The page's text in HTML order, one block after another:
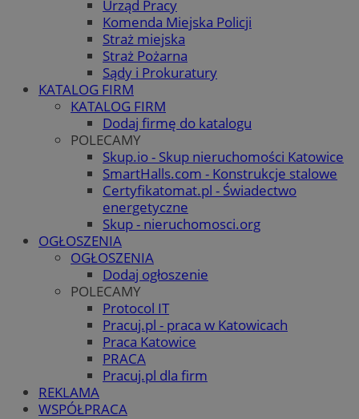
Urząd Pracy
Komenda Miejska Policji
Straż miejska
Straż Pożarna
Sądy i Prokuratury
KATALOG FIRM
KATALOG FIRM
Dodaj firmę do katalogu
POLECAMY
Skup.io - Skup nieruchomości Katowice
SmartHalls.com - Konstrukcje stalowe
Certyfikatomat.pl - Świadectwo
energetyczne
Skup - nieruchomosci.org
OGŁOSZENIA
OGŁOSZENIA
Dodaj ogłoszenie
POLECAMY
Protocol IT
Pracuj.pl - praca w Katowicach
Praca Katowice
PRACA
Pracuj.pl dla firm
REKLAMA
WSPÓŁPRACA